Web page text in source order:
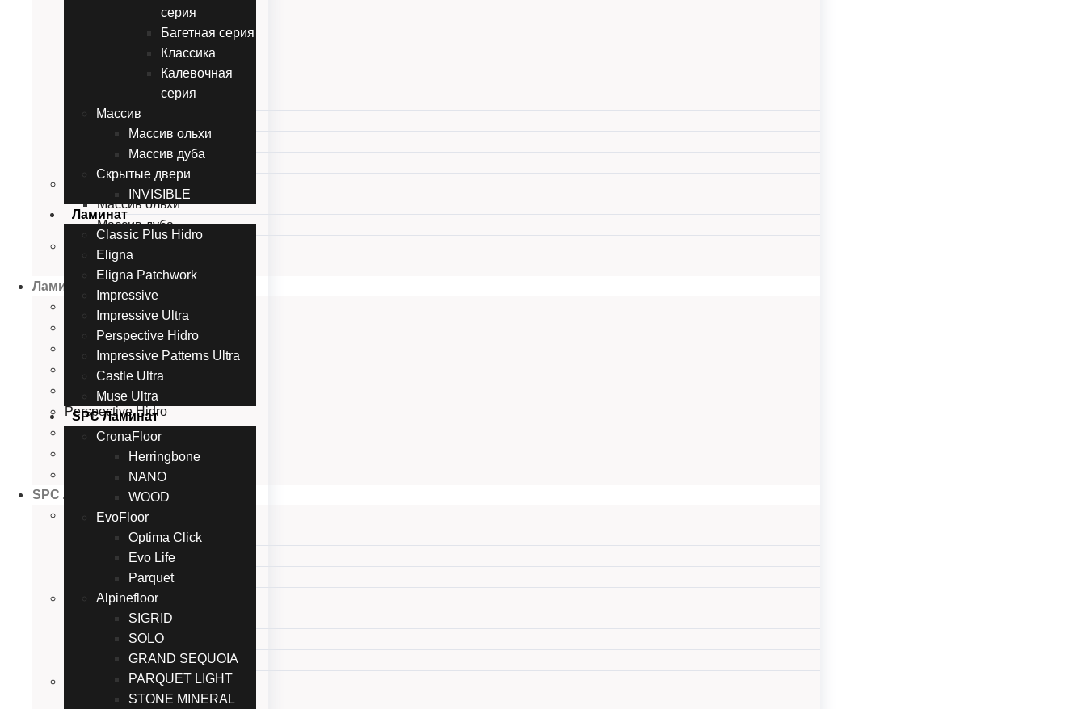
серия
Багетная серия
Классика
Калевочная
серия
Массив
Массив ольхи
Массив дуба
Скрытые двери
INVISIBLE
Ламинат
Classic Plus Hidro
Eligna
Eligna Patchwork
Impressive
Impressive Ultra
Perspective Hidro
Impressive Patterns Ultra
Castle Ultra
Muse Ultra
SPC Ламинат
CronaFloor
Herringbone
NANO
WOOD
EvoFloor
Optima Click
Evo Life
Parquet
Alpinefloor
SIGRID
SOLO
GRAND SEQUOIA
PARQUET LIGHT
STONE MINERAL
Moderno
Storia
Лайндор
Погонажная серия
Багетная серия
Классика
Калевочная серия
Массив ольхи
Массив дуба
INVISIBLE
Ламинат
Classic Plus Hidro
Eligna
Eligna Patchwork
Impressive
Impressive Ultra
Perspective Hidro
Impressive Patterns Ultra
Castle Ultra
Muse Ultra
SPC Ламинат
CronaFloor
Herringbone
NANO
WOOD
EvoFloor
Optima Click
Evo Life
Parquet
Alpinefloor
SIGRID